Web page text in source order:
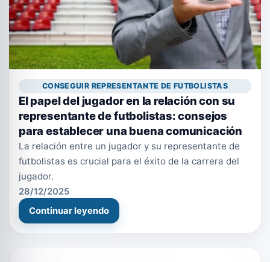
CONSEGUIR REPRESENTANTE DE FUTBOLISTAS
El papel del jugador en la relación con su
representante de futbolistas: consejos
para establecer una buena comunicación
La relación entre un jugador y su representante de
futbolistas es crucial para el éxito de la carrera del
jugador.
28/12/2025
Continuar leyendo